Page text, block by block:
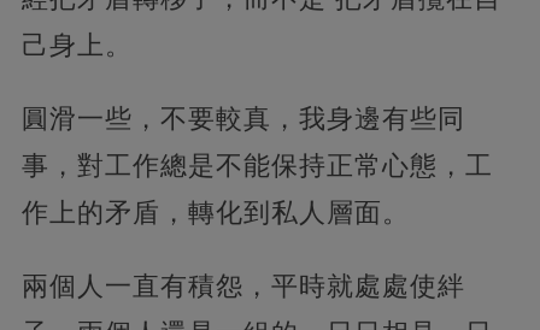
己身上。
圓滑一些，不要較真，我身邊有些同
事，對工作總是不能保持正常心態，工
作上的矛盾，轉化到私人層面。
兩個人一直有積怨，平時就處處使絆